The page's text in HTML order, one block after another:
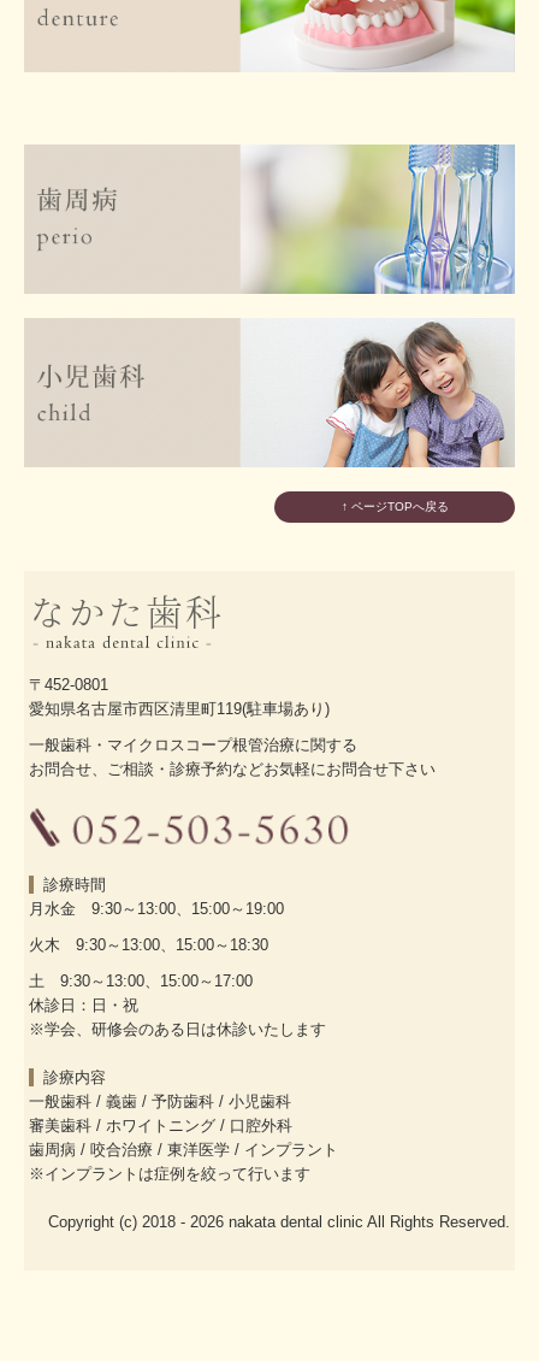
↑ ページTOPへ戻る
〒452-0801
愛知県名古屋市西区清里町119(駐車場あり)
一般歯科・マイクロスコープ根管治療に関する
お問合せ、ご相談・診療予約などお気軽にお問合せ下さい
診療時間
月水金 9:30～13:00、15:00～19:00
火木 9:30～13:00、15:00～18:30
土 9:30～13:00、15:00～17:00
休診日：日・祝
※学会、研修会のある日は休診いたします
診療内容
一般歯科 /義歯 /予防歯科 /小児歯科
審美歯科 / ホワイトニング / 口腔外科
歯周病 /咬合治療 /東洋医学 / インプラント
※インプラントは症例を絞って行います
Copyright (c) 2018 - 2026 nakata dental clinic All Rights Reserved.